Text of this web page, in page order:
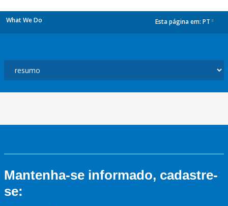
What We Do Esta página em: PT
Mantenha-se informado, cadastre-
se: